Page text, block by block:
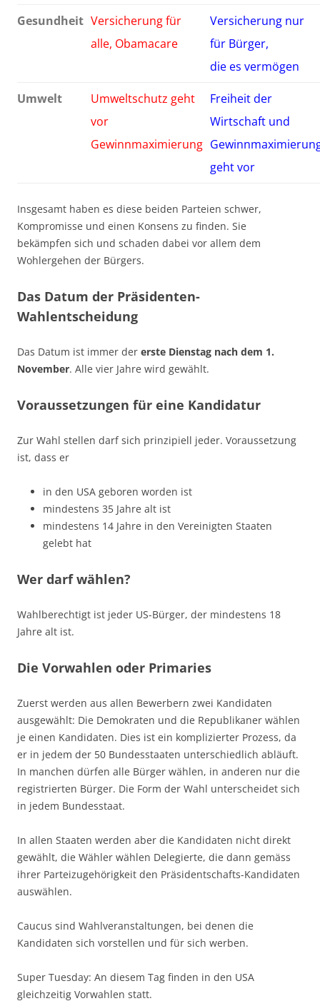
Gesundheit Versicherung für
alle, Obamacare
Versicherung nur
für Bürger,
die es vermögen
Umwelt
Umweltschutz geht
vor
Gewinnmaximierung
Freiheit der
Wirtschaft und
geht vor
Insgesamt haben es diese beiden Parteien schwer,
Kompromisse und einen Konsens zu finden. Sie
bekämpfen sich und schaden dabei vor allem dem
Wohlergehen der Bürgers.
Das Datum der Präsidenten-
Wahlentscheidung
Das Datum ist immer der erste Dienstag nach dem 1.
November. Alle vier Jahre wird gewählt.
Voraussetzungen für eine Kandidatur
Zur Wahl stellen darf sich prinzipiell jeder. Voraussetzung
ist, dass er
in den USA geboren worden ist
mindestens 35 Jahre alt ist
mindestens 14 Jahre in den Vereinigten Staaten
gelebt hat
Wer darf wählen?
Wahlberechtigt ist jeder US-Bürger, der mindestens 18
Jahre alt ist.
Die Vorwahlen oder Primaries
Zuerst werden aus allen Bewerbern zwei Kandidaten
ausgewählt: Die Demokraten und die Republikaner wählen
je einen Kandidaten. Dies ist ein komplizierter Prozess, da
er in jedem der 50 Bundesstaaten unterschiedlich abläuft.
In manchen dürfen alle Bürger wählen, in anderen nur die
registrierten Bürger. Die Form der Wahl unterscheidet sich
in jedem Bundesstaat.
In allen Staaten werden aber die Kandidaten nicht direkt
gewählt, die Wähler wählen Delegierte, die dann gemäss
ihrer Parteizugehörigkeit den Präsidentschafts-Kandidaten
auswählen.
Caucus sind Wahlveranstaltungen, bei denen die
Kandidaten sich vorstellen und für sich werben.
Super Tuesday: An diesem Tag finden in den USA
gleichzeitig Vorwahlen statt.